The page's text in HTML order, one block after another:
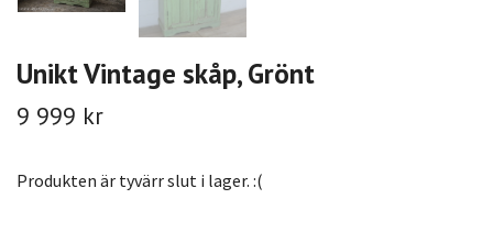
Unikt Vintage skåp, Grönt
9 999 kr
Produkten är tyvärr slut i lager. :(